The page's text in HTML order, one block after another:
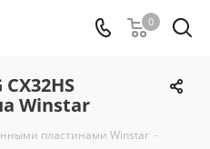
0
CX32HS
Winstar
пластинами Winstar -